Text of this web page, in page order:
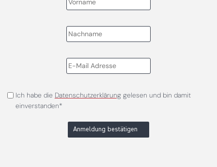
Ich habe die Datenschutzerklärunggelesen und bin damit
einverstanden*
Anmeldung bestätigen